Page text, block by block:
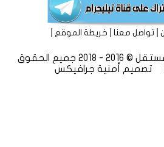
|تواصل معنا|خريطة الموقع
موقع ( لا ) الأخباري المستقل © 2016 - 2018 جميع الحقوق
تصميم
أمنية جرافيكس